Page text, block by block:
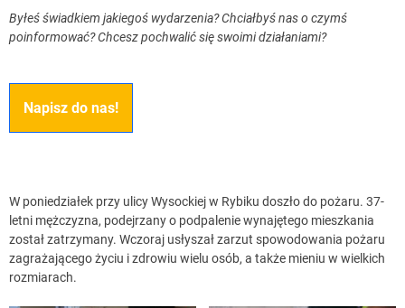
Byłeś świadkiem jakiegoś wydarzenia? Chciałbyś nas o czymś
poinformować? Chcesz pochwalić się swoimi działaniami?
Napisz do nas!
W poniedziałek przy ulicy Wysockiej w Rybiku doszło do pożaru. 37-
letni mężczyzna, podejrzany o podpalenie wynajętego mieszkania
został zatrzymany. Wczoraj usłyszał zarzut spowodowania pożaru
zagrażającego życiu i zdrowiu wielu osób, a także mieniu w wielkich
rozmiarach.